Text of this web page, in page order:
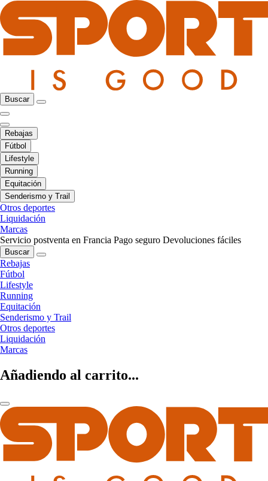
Buscar
Rebajas
Fútbol
Lifestyle
Running
Equitación
Senderismo y Trail
Otros deportes
Liquidación
Marcas
Servicio postventa en Francia Pago seguro Devoluciones fáciles
Buscar
Rebajas
Fútbol
Lifestyle
Running
Equitación
Senderismo y Trail
Otros deportes
Liquidación
Marcas
Añadiendo al carrito...